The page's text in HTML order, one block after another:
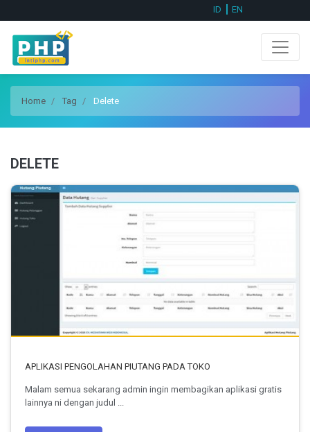
ID EN
Home Tag Delete
DELETE
APLIKASI PENGOLAHAN PIUTANG PADA TOKO
Malam semua sekarang admin ingin membagikan aplikasi gratis
lainnya ni dengan judul ...